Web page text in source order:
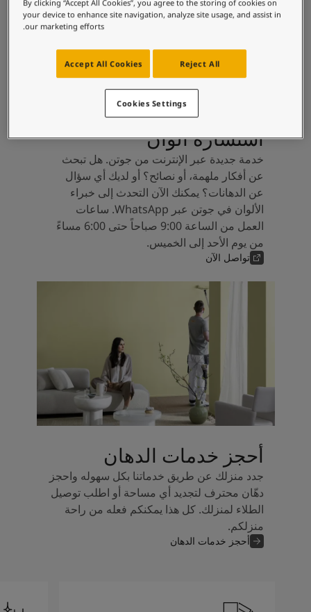
خدماتنا
البحث عن موزع جوتن
مساحات تنبض بالحياة - أحدث مجموعة ألوان جوتن
شركة كبرىاستشارة ألوان
خدمة جديدة عبر الإنترنت من جوتن. هل تبحث
عن أفكار ملهمة، أو نصائح؟ أو لديك أي سؤال
عن الدهانات؟ يمكنك الآن التحدث إلى خبراء
الألوان في جوتن عبر WhatsApp. ساعات
العمل من الساعة 9:00 صباحاً حتى 6:00 مساءً
من يوم الأحد إلى الخميس.
تواصل الآن
أحجز خدمات الدهان
جدد منزلك عن طريق خدماتنا بكل سهوله واحجز
دهّان محترف لتجديد أي مساحة أو اطلب توصيل
الطلاء لمنزلك. كل هذا يمكنكم فعله من راحة
منزلكم.
أحجز خدمات الدهان
By clicking “Accept All Cookies”, you agree to the storing of cookies on
your device to enhance site navigation, analyze site usage, and assist in
our marketing efforts.
Reject All
Accept All Cookies
Cookies Settings